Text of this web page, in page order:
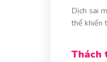
Dịch sai
thể khiến
Thách